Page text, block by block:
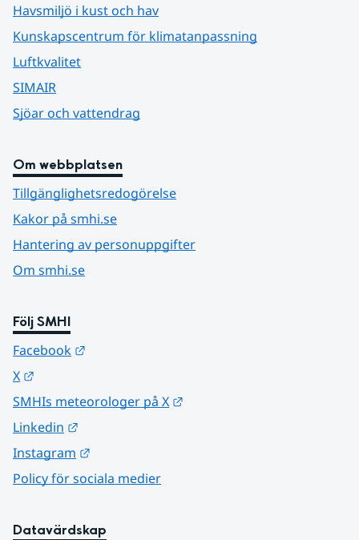
Havsmiljö i kust och hav
Kunskapscentrum för klimatanpassning
Luftkvalitet
SIMAIR
Sjöar och vattendrag
Om webbplatsen
Tillgänglighetsredogörelse
Kakor på smhi.se
Hantering av personuppgifter
Om smhi.se
Följ SMHI
Facebook
X
SMHIs meteorologer på X
Linkedin
Instagram
Policy för sociala medier
Datavärdskap